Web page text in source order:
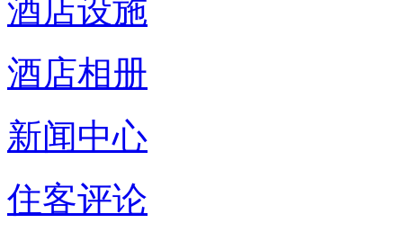
酒店设施
酒店相册
新闻中心
住客评论